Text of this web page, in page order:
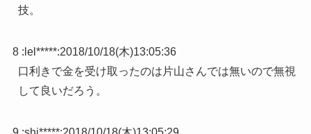
技。
8 : lel*****:2018/10/18(木)13:05:36
口利きで金を受け取ったのは片山さんでは無いので無視
して良いだろう。